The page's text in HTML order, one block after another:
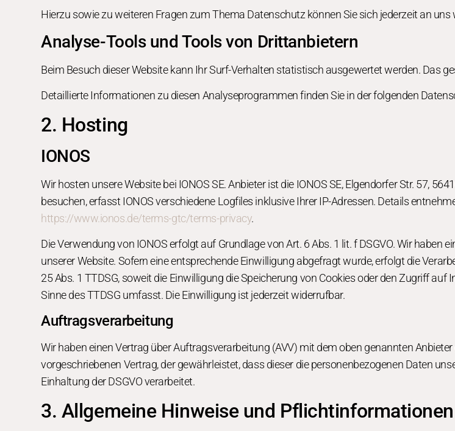
Hierzu sowie zu weiteren Fragen zum Thema Datenschutz können Sie sich jederzeit an uns
Analyse-Tools und Tools von Dritt­anbietern
Beim Besuch dieser Website kann Ihr Surf-Verhalten statistisch ausgewertet werden. Das
Detaillierte Informationen zu diesen Analyseprogrammen finden Sie in der folgenden
2. Hosting
IONOS
Wir hosten unsere Website bei IONOS SE. Anbieter ist die IONOS SE, Elgendorfer Str. 57,
besuchen, erfasst IONOS verschiedene Logfiles inklusive Ihrer IP-Adressen. Details
https://www.ionos.de/terms-gtc/terms-privacy.
Die Verwendung von IONOS erfolgt auf Grundlage von Art. 6 Abs. 1 lit. f DSGVO. Wir
unserer Website. Sofern eine entsprechende Einwilligung abgefragt wurde, erfolgt die
25 Abs. 1 TTDSG, soweit die Einwilligung die Speicherung von Cookies oder den Zugriff
Sinne des TTDSG umfasst. Die Einwilligung ist jederzeit widerrufbar.
Auftragsverarbeitung
Wir haben einen Vertrag über Auftragsverarbeitung (AVV) mit dem oben genannten
vorgeschriebenen Vertrag, der gewährleistet, dass dieser die personenbezogenen Daten
Einhaltung der DSGVO verarbeitet.
3. Allgemeine Hinweise und Pflicht­informationen